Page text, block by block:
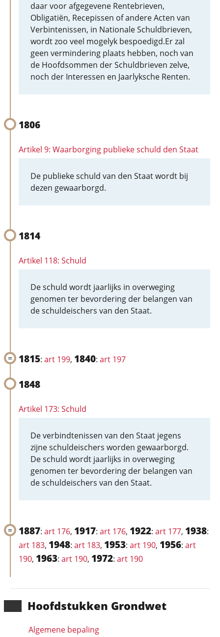
Hoofd­stukken Grondwet
Algemene bepaling
daar voor afgegevene Rentebrieven,
Obligatiën, Recepissen of andere Acten van
Verbintenissen, in Nationale Schuldbrieven,
wordt zoo veel mogelyk bespoedigd.Er zal
geen vermindering plaats hebben, noch van
de Hoofdsommen der Schuldbrieven zelve,
noch der Interessen en Jaarlyksche Renten.
1806
Artikel 9: Waarborging publieke schuld den Staat
De publieke schuld van den Staat wordt bij
dezen gewaarborgd.
1814
Artikel 118: Schuld
De schuld wordt jaarlijks in overweging
genomen ter bevordering der belangen van
de schuldeischers van den Staat.
1815: art 199, 1840: art 197
1848
Artikel 173: Schuld
De verbindtenissen van den Staat jegens
zijne schuldeischers worden gewaarborgd.
De schuld wordt jaarlijks in overweging
genomen ter bevordering der belangen van
de schuldeischers van den Staat.
1887: art 176, 1917: art 176, 1922: art 177, 1938:
art 183, 1948: art 183, 1953: art 190, 1956: art
190, 1963: art 190, 1972: art 190